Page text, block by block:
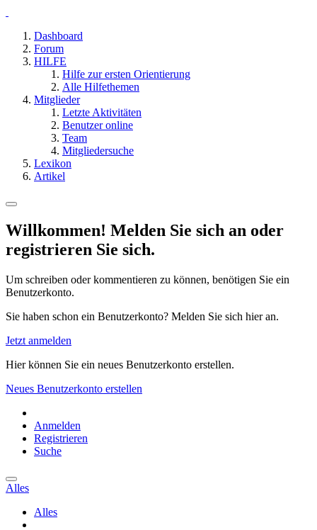
Dashboard
Forum
HILFE
Hilfe zur ersten Orientierung
Alle Hilfethemen
Mitglieder
Letzte Aktivitäten
Benutzer online
Team
Mitgliedersuche
Lexikon
Artikel
Willkommen! Melden Sie sich an oder
registrieren Sie sich.
Um schreiben oder kommentieren zu können, benötigen Sie ein
Benutzerkonto.
Sie haben schon ein Benutzerkonto? Melden Sie sich hier an.
Jetzt anmelden
Hier können Sie ein neues Benutzerkonto erstellen.
Neues Benutzerkonto erstellen
Anmelden
Registrieren
Suche
Alles
Alles